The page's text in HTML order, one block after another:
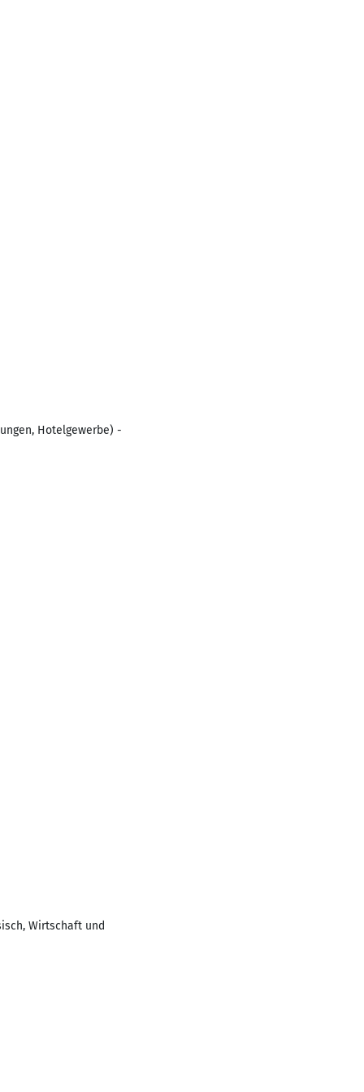
Hotelgewerbe) -
Wirtschaft und